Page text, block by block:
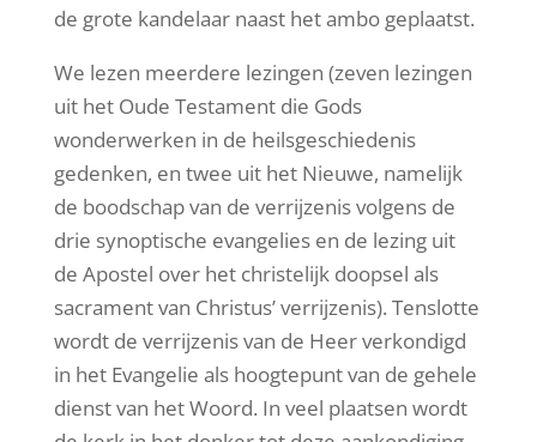
de grote kandelaar naast het ambo geplaatst.
We lezen meerdere lezingen (zeven lezingen
uit het Oude Testament die Gods
wonderwerken in de heilsgeschiedenis
gedenken, en twee uit het Nieuwe, namelijk
de boodschap van de verrijzenis volgens de
drie synoptische evangelies en de lezing uit
de Apostel over het christelijk doopsel als
sacrament van Christus’ verrijzenis). Tenslotte
wordt de verrijzenis van de Heer verkondigd
in het Evangelie als hoogtepunt van de gehele
dienst van het Woord. In veel plaatsen wordt